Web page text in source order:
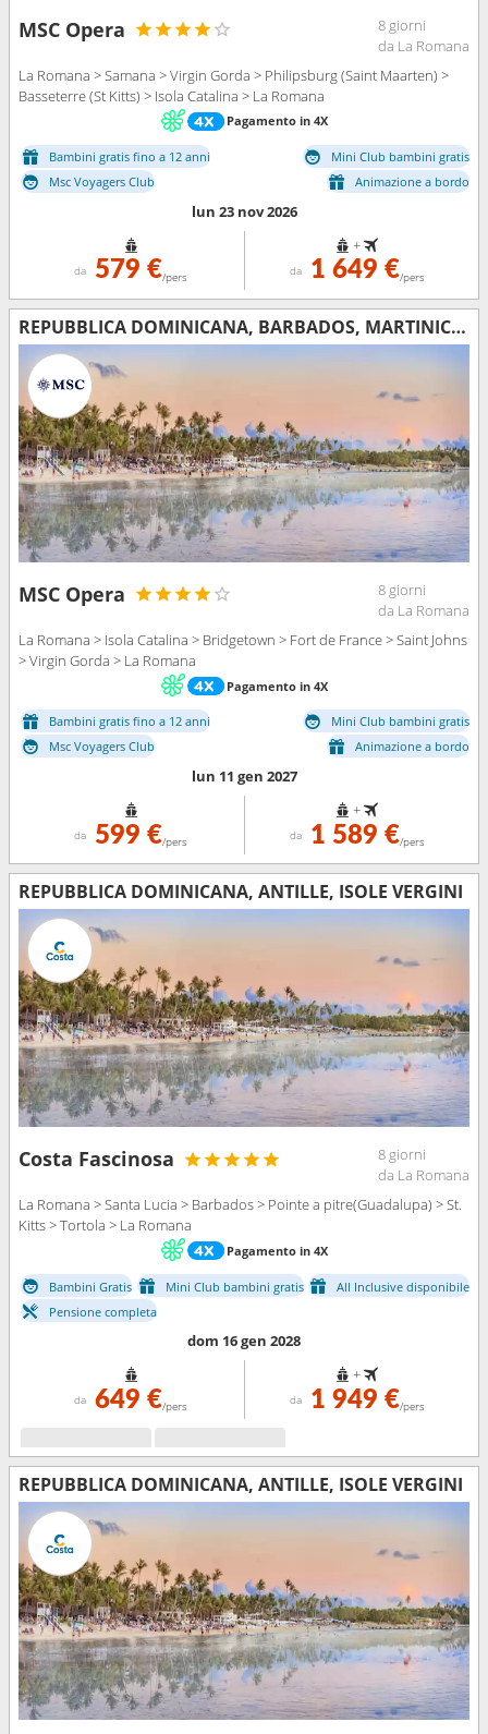
MSC Opera
8 giorni
da La Romana
La Romana > Samana > Virgin Gorda > Philipsburg (Saint Maarten) >
Basseterre (St Kitts) > Isola Catalina > La Romana
Pagamento in 4X
Bambini gratis fino a 12 anni
Mini Club bambini gratis
Msc Voyagers Club
Animazione a bordo
lun 23 nov 2026
da 579 €/pers
+
da 1 649 €/pers
REPUBBLICA DOMINICANA, BARBADOS, MARTINICA, ANTIGUA E BARBUDA, VIRGIN GORDA
MSC Opera
8 giorni
da La Romana
La Romana > Isola Catalina > Bridgetown > Fort de France > Saint Johns
> Virgin Gorda > La Romana
Pagamento in 4X
Bambini gratis fino a 12 anni
Mini Club bambini gratis
Msc Voyagers Club
Animazione a bordo
lun 11 gen 2027
da 599 €/pers
+
da 1 589 €/pers
REPUBBLICA DOMINICANA, ANTILLE, ISOLE VERGINI
Costa Fascinosa
8 giorni
da La Romana
La Romana > Santa Lucia > Barbados > Pointe a pitre(Guadalupa) > St.
Kitts > Tortola > La Romana
Pagamento in 4X
Bambini Gratis Mini Club bambini gratis
All Inclusive disponibile
Pensione completa
dom 16 gen 2028
da 649 €/pers
+
da 1 949 €/pers
REPUBBLICA DOMINICANA, ANTILLE, ISOLE VERGINI